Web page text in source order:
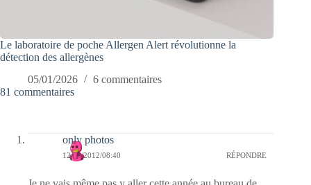
Le laboratoire de poche Allergen Alert révolutionne la
détection des allergènes
05/01/2026
6 commentaires
81 commentaires
only photos
12/02/2012/08:40 RÉPONDRE